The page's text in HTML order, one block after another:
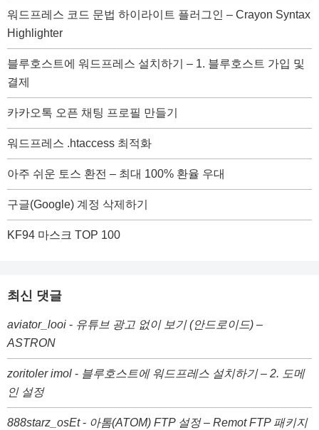
워드프레스 코드 문법 하이라이트 플러그인 – Crayon Syntax
Highlighter
블루호스트에 워드프레스 설치하기 – 1. 블루호스트 가입 및
결제
카카오톡 오픈 채팅 프로필 만들기
워드프레스 .htaccess 최적화
아주 쉬운 토스 환전 – 최대 100% 환율 우대
구글(Google) 계정 삭제하기
KF94 마스크 TOP 100
최신 댓글
aviator_looi - 유튜브 광고 없이 보기 (안드로이드) –
ASTRON
zoritoler imol - 블루호스트에 워드프레스 설치하기 – 2. 도메
인 설정
888starz_osEt- 아톰(ATOM) FTP 설정 – Remot FTP 패키지